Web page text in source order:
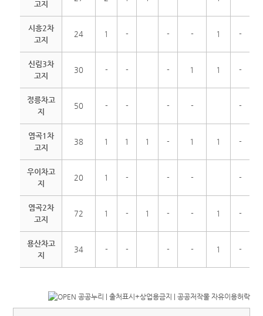
고지
시흥2차
고지
24 1 - - - 1 -
신림3차
고지
30 - - - 1 1 -
정릉차고
지
50 - - - - -
염곡1차
고지
38 1 1 1 - 1 1 -
우이차고
지
20 1 - - - -
염곡2차
고지
72 1 - 1 - - 1 -
용산차고
지
34 - - - - 1 -